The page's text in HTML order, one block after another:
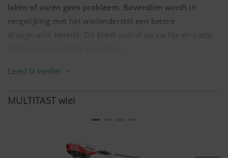
laken of voren geen probleem. Bovendien wordt in
vergelijking met het wielonderstel een betere
draagkracht bereikt. Dit biedt vooral op zachte en natte
FLOWTAST is optioneel voor de TOP 882 C verkrijgbaar.
Leest U verder
MULTITAST wiel